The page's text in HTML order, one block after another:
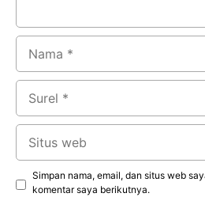
Simpan nama, email, dan situs web
komentar saya berikutnya.